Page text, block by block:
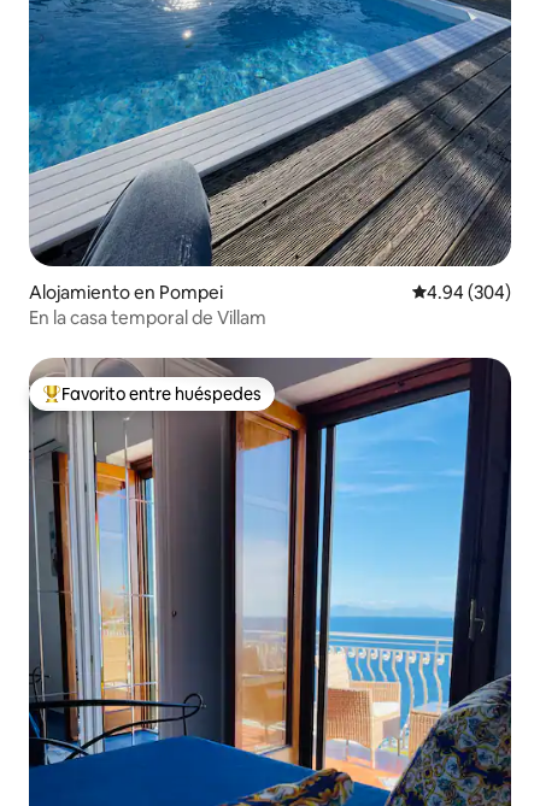
Alojamiento en Pompei Calificación
4.94 (304)
En la casa temporal de Villam
Favorito entre huéspedes preferido
Favorito entre huéspedes